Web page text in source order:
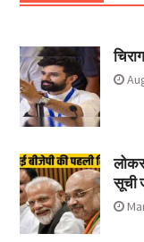
सूची